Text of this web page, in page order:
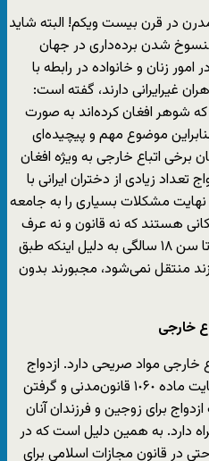
در قرن بیست ویکم! البته شاید
منسوخ شدن برده‌داری در جهان
زنان و خانواده در رابطه با
غیرایرانی دارند، گفته است:
دختر ایرانی که شوهر افغان کرده‌اند به صورت
موضوع مهم و پیچیده‌ای
اتباع خارجی به ویژه افغان
زیادی از دختران ایرانی با
مشکلات بسیاری را به جامعه
هستند که نه قانون و نه عرف
آن‌ها را به رسمیت نمی‌شناسند و تا سن ۱۸ سالگی به دلیل اینکه طبق
منتقل‌ نمی‌شود، مجبورند بدون
خارجی
خارجی مواد صریحی دارد. ازدواج
زنان ایرانی با تبعه خارجی بدون رعایت ماده ١٠۶٠ قانون‌مدنی و گرفتن
برای زوجین و فرزندان آنان
دارد. به همین دلیل است که در
در قانون مجازات اسلامی برای